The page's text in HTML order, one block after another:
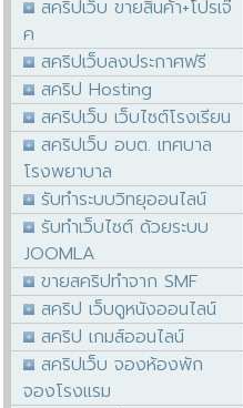
สคริปเว็บ ขายสินค้า+โปรเจ๊
ค
สคริปเว็บลงประกาศฟรี
สคริป Hosting
สคริปเว็บ เว็บไซต์โรงเรียน
สคริปเว็บ อบต. เทศบาล
โรงพยาบาล
รับทำระบบวิทยุออนไลน์
รับทำเว็บไซต์ ด้วยระบบ
JOOMLA
ขายสคริปทำจาก SMF
สคริป เว็บดูหนังออนไลน์
สคริป เกมส์ออนไลน์
สคริปเว็บ จองห้องพัก
จองโรงแรม